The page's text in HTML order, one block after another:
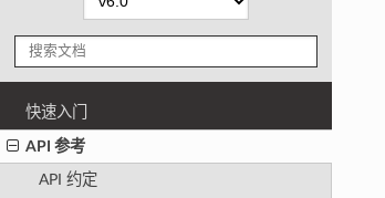
快速入门
API 参考
API 约定